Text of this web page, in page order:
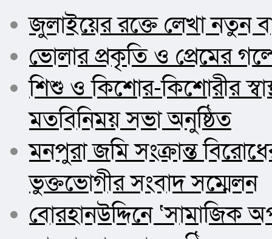
জুলাইয়ের রক্তে লেখা নতুন
ভোলার প্রকৃতি ও প্রেমের
শিশু ও কিশোর-কিশোরীর
মতবিনিময় সভা অনুষ্ঠিত
মনপুরা জমি সংক্রান্ত
ভুক্তভোগীর সংবাদ সম্মেলন
বোরহানউদ্দিনে ‘সামাজিক